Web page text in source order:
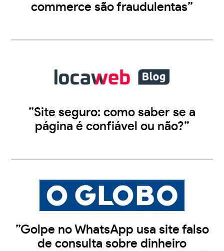
commerce são fraudulentas”
”Site seguro: como saber se a
página é confiável ou não?”
”Golpe no WhatsApp usa site falso
de consulta sobre dinheiro